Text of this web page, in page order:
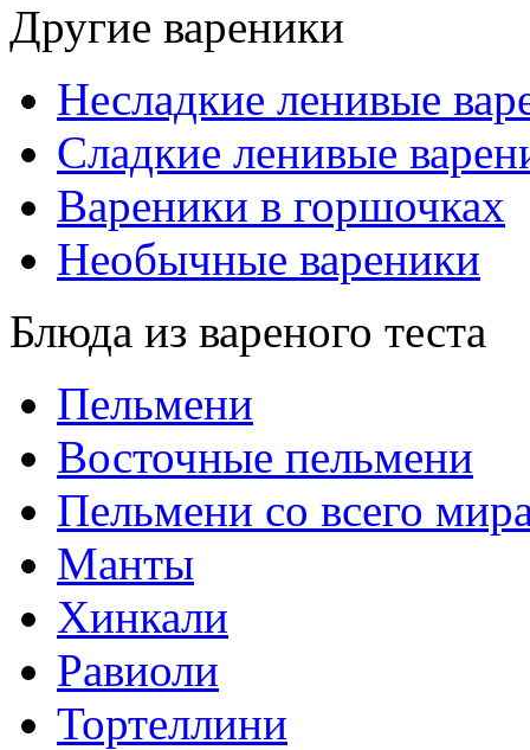
Другие вареники
Несладкие ленивые
Сладкие ленивые
Вареники в горшочках
Необычные вареники
Блюда из вареного теста
Пельмени
Восточные пельмени
Пельмени со всего
Манты
Хинкали
Равиоли
Тортеллини